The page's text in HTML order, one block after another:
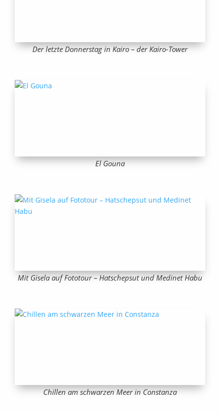
Der letzte Donnerstag in Kairo – der Kairo-Tower
El Gouna
Mit Gisela auf Fototour – Hatschepsut und Medinet Habu
Chillen am schwarzen Meer in Constanza